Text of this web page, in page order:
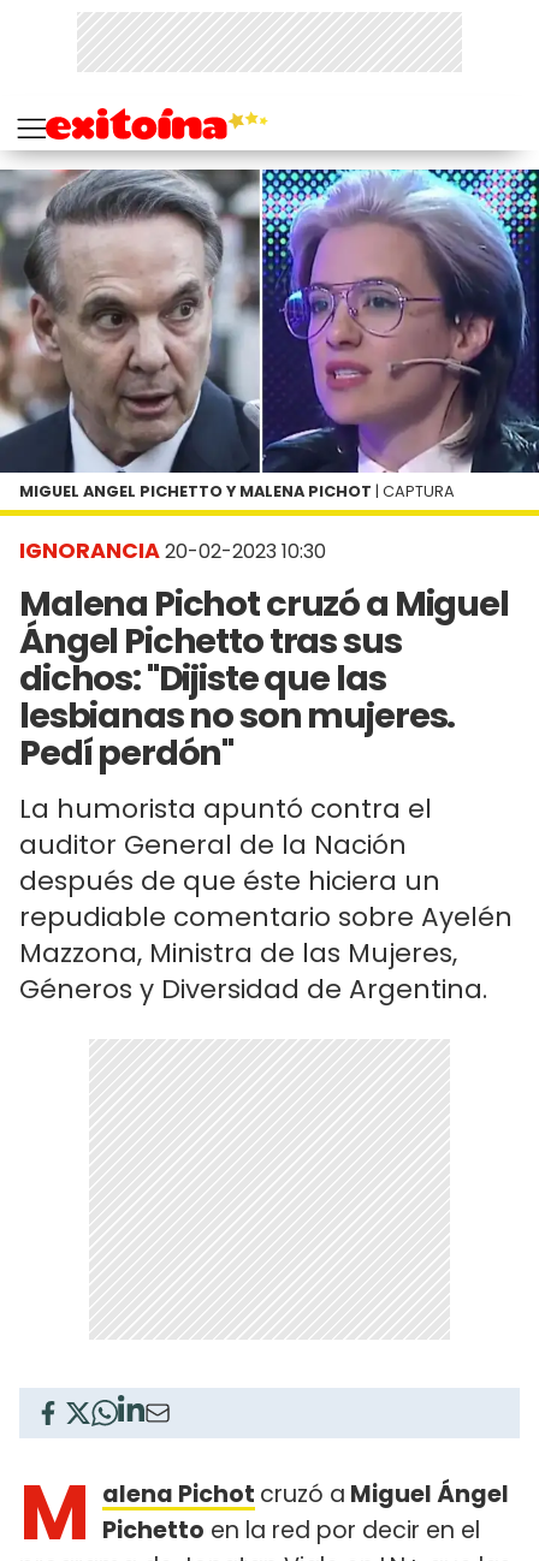
IGNORANCIA20-02-2023 10:30
Malena Pichot cruzó a Miguel
Ángel Pichetto tras sus
dichos: "Dijiste que las
lesbianas no son mujeres.
Pedí perdón"
La humorista apuntó contra el
auditor General de la Nación
después de que éste hiciera un
repudiable comentario sobre Ayelén
Mazzona, Ministra de las Mujeres,
Géneros y Diversidad de Argentina.
MIGUEL ANGEL PICHETTO Y MALENA PICHOT | CAPTURA
M alena Pichot cruzó a Miguel Ángel
Pichetto en la red por decir en el